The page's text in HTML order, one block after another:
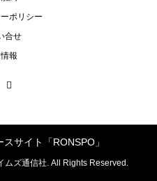
ポリシー
合せ
報
サイト「RONSPO」
ズ通信社. All Rights Reserved.